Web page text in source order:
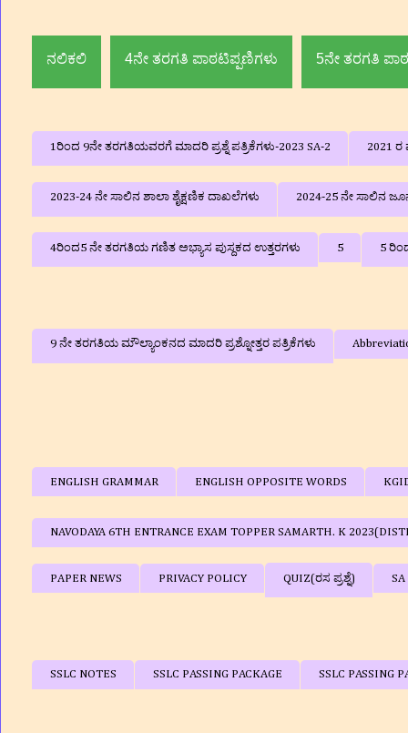
ನಲಿಕಲಿ 4ನೇ ತರಗತಿ ಪಾಠಟಿಪ್ಪಣಿಗಳು 5ನೇ ತರಗತಿ
1ರಿಂದ 9ನೇ ತರಗತಿಯವರಗೆ ಮಾದರಿ ಪ್ರಶ್ನೆ ಪತ್ರಿಕೆಗಳು-2023 SA-2 2021 ರ
2023-24 ನೇ ಸಾಲಿನ ಶಾಲಾ ಶೈಕ್ಷಣಿಕ ದಾಖಲೆಗಳು 2024-25 ನೇ ಸಾಲಿನ
4ರಿಂದ5 ನೇ ತರಗತಿಯ ಗಣಿತ ಅಭ್ಯಾಸ ಪುಸ್ದಕದ ಉತ್ತರಗಳು 5 5
9 ನೇ ತರಗತಿಯ ಮೌಲ್ಯಾಂಕನದ ಮಾದರಿ ಪ್ರಶ್ನೋತ್ತರ ಪತ್ರಿಕೆಗಳು
ENGLISH GRAMMAR ENGLISH OPPOSITE WORDS
NAVODAYA 6TH ENTRANCE EXAM TOPPER SAMARTH. K
PAPER NEWS PRIVACY POLICY QUIZ(ರಸ ಪ್ರಶ್ನೆ)
SSLC NOTES SSLC PASSING PACKAGE SSLC PASSING